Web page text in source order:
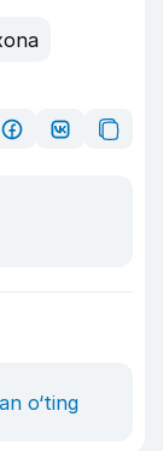
o‘ting